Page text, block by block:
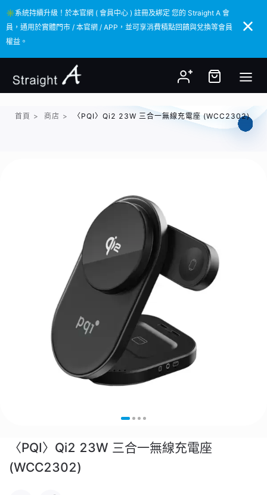
✳️系統持續升級！於本官網 ( 會員中心 ) 註冊及綁定 您的 Straight A 會
員，通用於實體門市 / 本官網 / APP，並可享消費積點回饋與兌換等會員
權益。
✳️系統持續升級！於本官網 ( 會員中心 ) 註冊及綁定 您的 Straight A 會
員，通用於實體門市 / 本官網 / APP，並可享消費積點回饋與兌換等會員
權益。
首頁 > 商店 > 〈PQI〉Qi2 23W 三合一無線充電座 (WCC2302)
〈PQI〉Qi2 23W 三合一無線充電座
(WCC2302)